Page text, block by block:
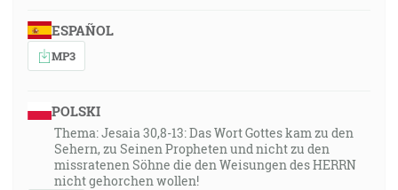
ESPAÑOL
MP3
POLSKI
Thema: Jesaia 30,8-13: Das Wort Gottes kam zu den
Sehern, zu Seinen Propheten und nicht zu den
missratenen Söhne die den Weisungen des HERRN
nicht gehorchen wollen!